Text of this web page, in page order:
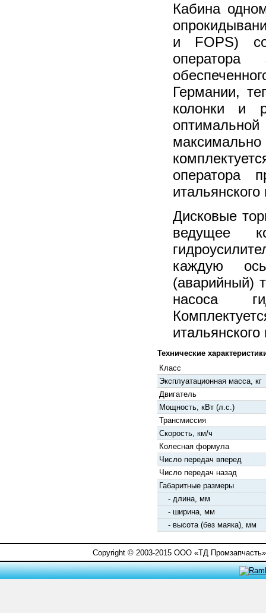
Кабина
и FOPS)
оператора
Германии,
колонки и
оператора
Дисковые
ведущее
каждую
(аварийный)
насоса
Технические
Класс
Эксплуатационная масса, кг
Двигатель
Мощность, кВт (л.с.)
Трансмиссия
Скорость, км/ч
Колесная формула
Число передач вперед
Число передач назад
Габаритные размеры
- длина, мм
- ширина, мм
- высота (без маяка), мм
Copyright © 2003-2015 ООО «ТД